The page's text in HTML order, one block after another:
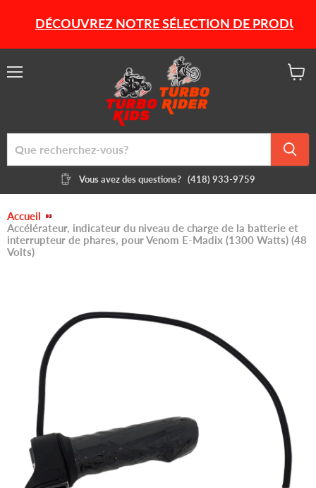
DÉCOUVREZ NOTRE SÉLECTION DE PRODUITS
Vous avez des questions? (418) 933-9759
Accueil
Accélérateur, indicateur du niveau de charge de la batterie et
interrupteur de phares, pour Venom E-Madix (1300 Watts) (48
Volts)